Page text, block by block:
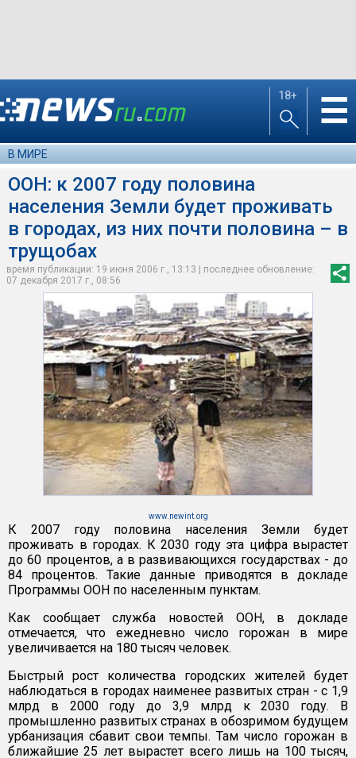
18+ ☰
В МИРЕ
ООН: к 2007 году половина
населения Земли будет проживать
в городах, из них почти половина – в
трущобах
время публикации: 19 июня 2006 г., 13:13 | последнее обновление:
07 декабря 2017 г., 08:56
www.newint.org
К 2007 году половина населения Земли будет
проживать в городах. К 2030 году эта цифра вырастет
до 60 процентов, а в развивающихся государствах - до
84 процентов. Такие данные приводятся в докладе
Программы ООН по населенным пунктам.
Как сообщает служба новостей ООН, в докладе
отмечается, что ежедневно число горожан в мире
увеличивается на 180 тысяч человек.
Быстрый рост количества городских жителей будет
наблюдаться в городах наименее развитых стран - с 1,9
млрд в 2000 году до 3,9 млрд к 2030 году. В
промышленно развитых странах в обозримом будущем
урбанизация сбавит свои темпы. Там число горожан в
ближайшие 25 лет вырастет всего лишь на 100 тысяч,